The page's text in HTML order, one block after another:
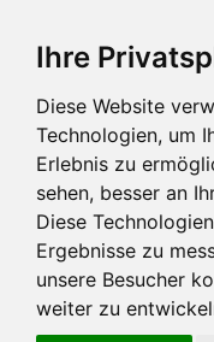
Ihre
Diese Website
Technologien, um
Erlebnis zu
sehen, besser an
Diese
Ergebnisse zu
unsere Besucher
weiter zu